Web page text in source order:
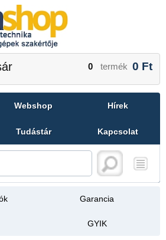
0 termék 0 Ft
Webshop Hírek
Tudástár Kapcsolat
Garancia
GYIK